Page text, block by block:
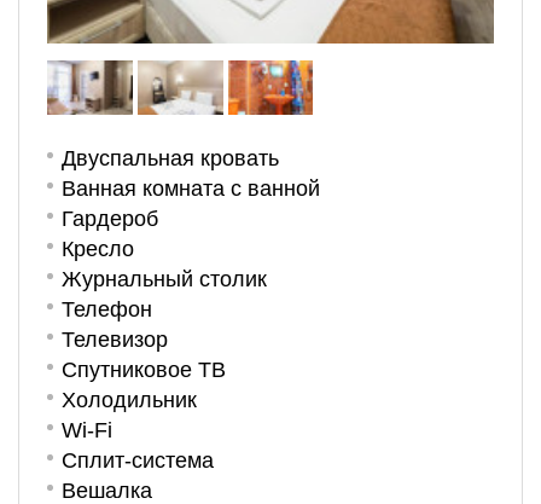
Двуспальная кровать
Ванная комната с ванной
Гардероб
Кресло
Журнальный столик
Телефон
Телевизор
Спутниковое ТВ
Холодильник
Wi-Fi
Сплит-система
Вешалка